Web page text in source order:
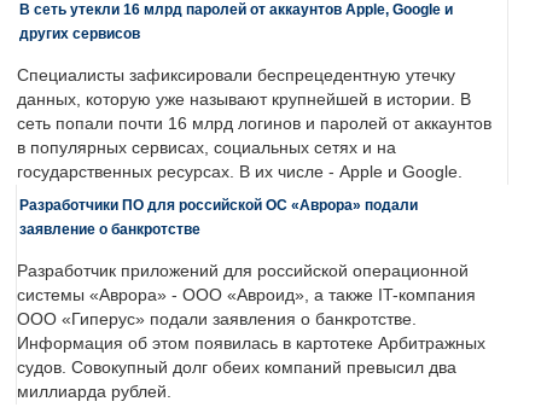
В сеть утекли 16 млрд паролей от аккаунтов Apple, Google и
других сервисов
Специалисты зафиксировали беспрецедентную утечку
данных, которую уже называют крупнейшей в истории. В
сеть попали почти 16 млрд логинов и паролей от аккаунтов
в популярных сервисах, социальных сетях и на
государственных ресурсах. В их числе - Apple и Google.
Разработчики ПО для российской ОС «Аврора» подали
заявление о банкротстве
Разработчик приложений для российской операционной
системы «Аврора» - ООО «Авроид», а также IT-компания
ООО «Гиперус» подали заявления о банкротстве.
Информация об этом появилась в картотеке Арбитражных
судов. Совокупный долг обеих компаний превысил два
миллиарда рублей.